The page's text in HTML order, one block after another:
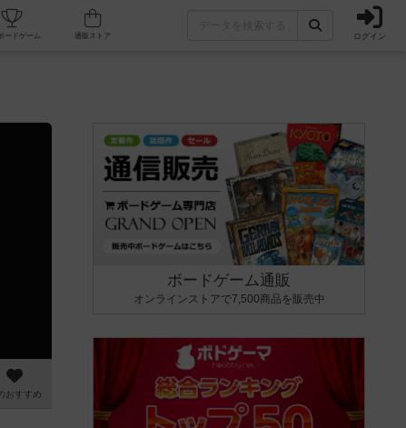
フェ/店舗 人気ボードゲーム ログイン
おすすめ
ボードゲーム通販
オンラインストアで7,500商品を販売中